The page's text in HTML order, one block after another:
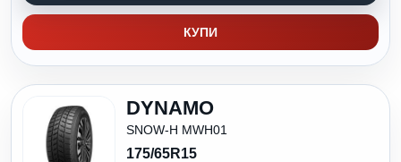
КУПИ
DYNAMO
SNOW-H MWH01
175/65R15